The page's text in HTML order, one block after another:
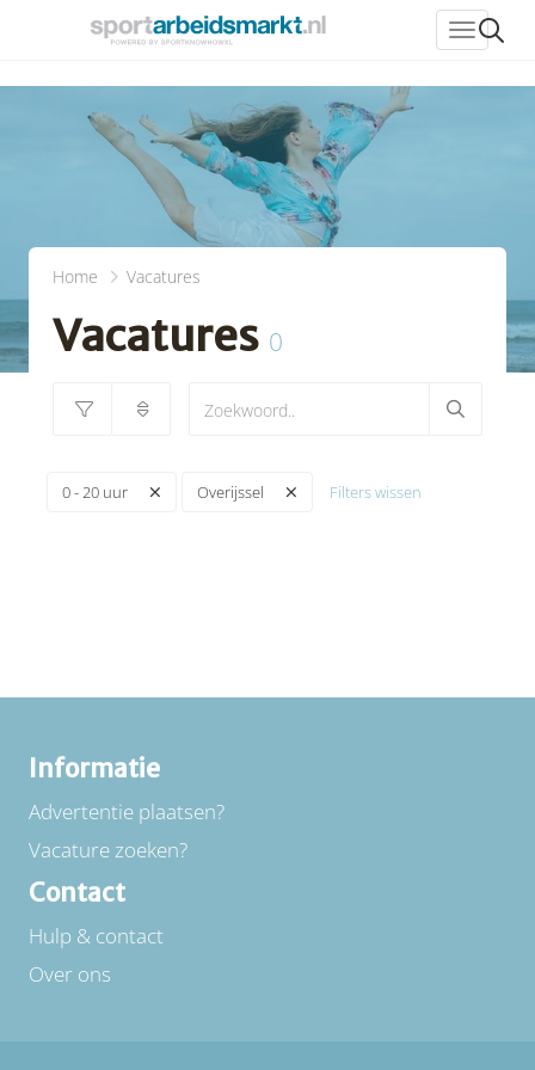
Home Vacatures
Vacatures 0
0 - 20 uur Overijssel Filters wissen
Informatie
Advertentie plaatsen?
Vacature zoeken?
Contact
Hulp & contact
Over ons